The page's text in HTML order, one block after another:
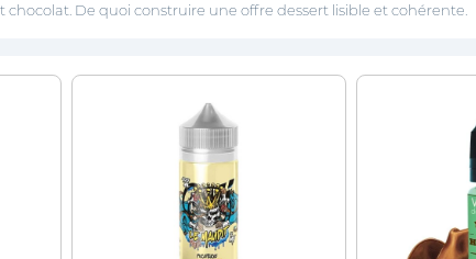
chocolat. De quoi construire une offre dessert lisible et cohérente.